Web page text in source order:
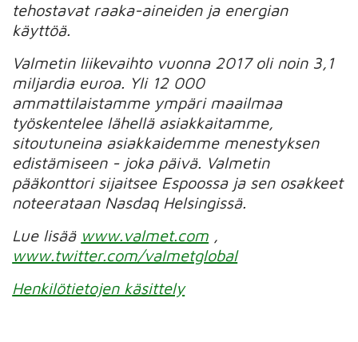
tehostavat raaka-aineiden ja energian
käyttöä.
Valmetin liikevaihto vuonna 2017 oli noin 3,1
miljardia euroa. Yli 12 000
ammattilaistamme ympäri maailmaa
työskentelee lähellä asiakkaitamme,
sitoutuneina asiakkaidemme menestyksen
edistämiseen - joka päivä. Valmetin
pääkonttori sijaitsee Espoossa ja sen osakkeet
noteerataan Nasdaq Helsingissä.
Lue lisää www.valmet.com ,
www.twitter.com/valmetglobal
Henkilötietojen käsittely